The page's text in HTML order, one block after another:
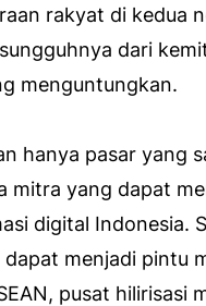
rakyat di kedua
dari
menguntungkan.
hanya pasar yang
mitra yang dapat
digital Indonesia.
dapat menjadi pintu
pusat hilirisasi